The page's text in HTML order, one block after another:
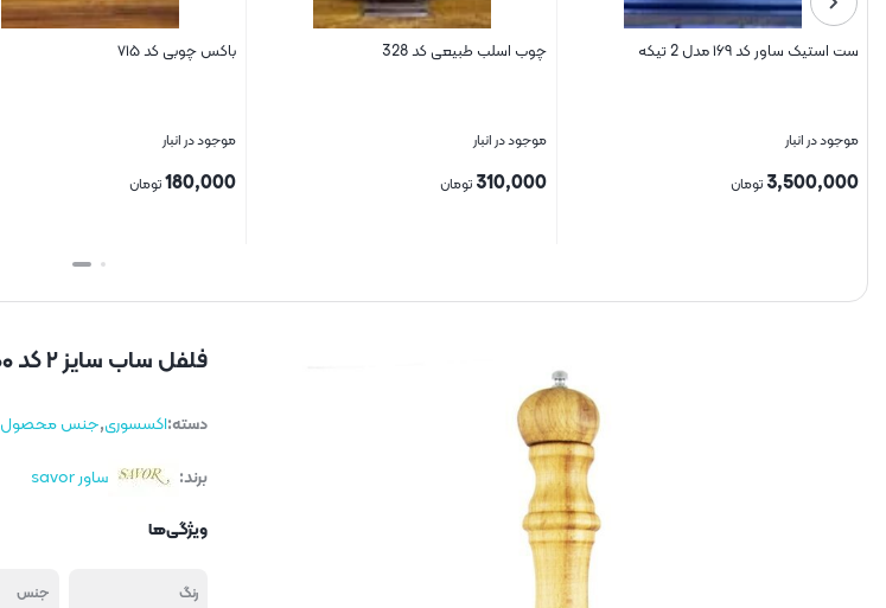
ست استیک ساور کد ۱۶۹ مدل 2 تیکه
موجود در انبار
3,500,000 تومان
چوب اسلب طبیعی کد 328
موجود در انبار
310,000 تومان
باکس چوبی کد ۷۱۵
موجود در انبار
180,000تومان
فلفل ساب سایز ۲ کد ۲۰۰
دسته:اکسسوری,جنس محصول
برند:
ساور savor
ویژگی‌ها
رنگ جنس